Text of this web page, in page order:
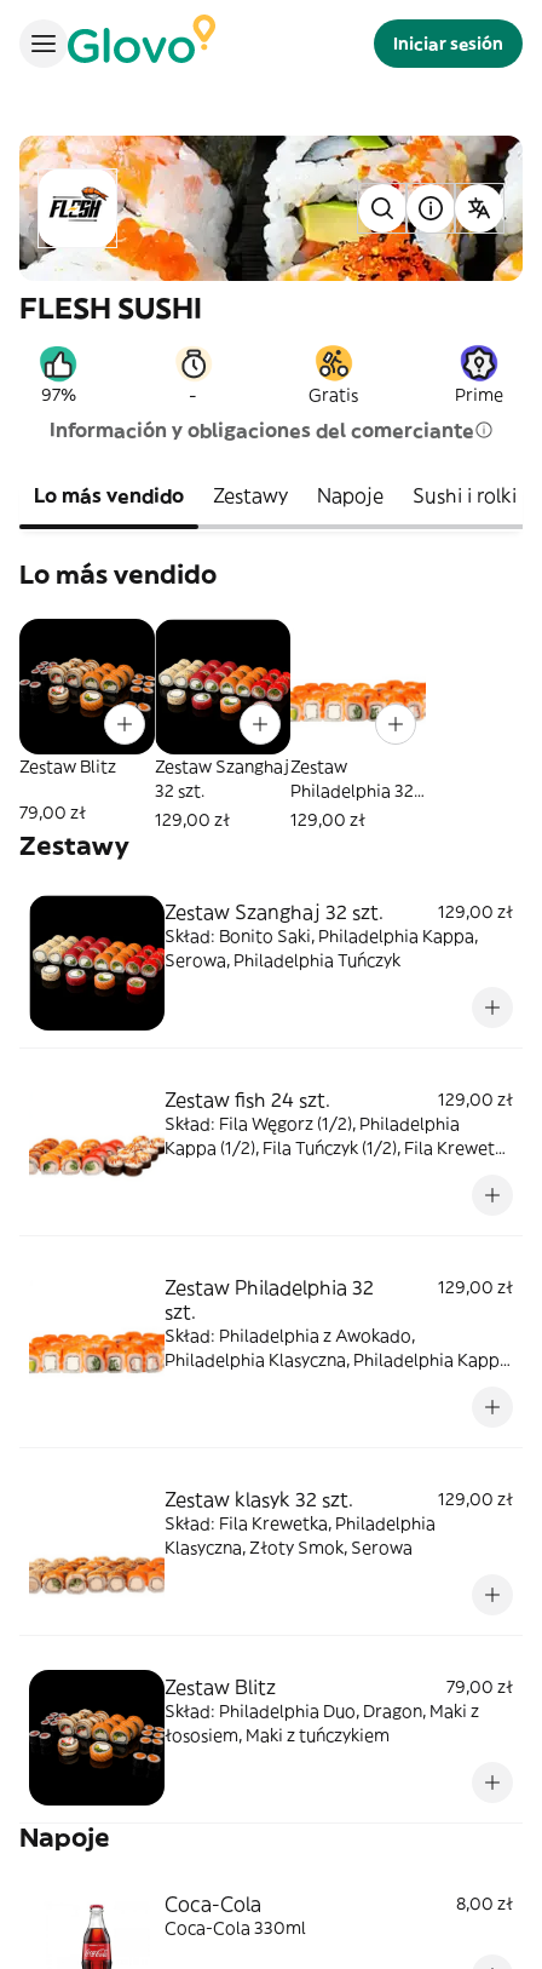
Iniciar sesión
FLESH SUSHI
97% - Gratis Prime
Información y obligaciones del comerciante
Lo más vendido Zestawy Napoje Sushi i rolki
Lo más vendido
Zestaw Blitz
79,00 zł
Zestaw Szanghaj
32 szt.
129,00 zł
Zestaw
Philadelphia 32
szt.
129,00 zł
Zestawy
Zestaw Szanghaj 32 szt.
129,00 zł
Skład: Bonito Saki, Philadelphia Kappa,
Serowa, Philadelphia Tuńczyk
Zestaw fish 24 szt.
129,00 zł
Skład: Fila Węgorz (1/2), Philadelphia
Kappa (1/2), Fila Tuńczyk (1/2), Fila Krewetka
Zestaw Philadelphia 32
szt.
129,00 zł
Skład: Philadelphia z Awokado,
Philadelphia Klasyczna, Philadelphia Kappa,
Zestaw klasyk 32 szt.
129,00 zł
Skład: Fila Krewetka, Philadelphia
Klasyczna, Złoty Smok, Serowa
Zestaw Blitz
79,00 zł
Skład: Philadelphia Duo, Dragon, Maki z
łososiem, Maki z tuńczykiem
Napoje
Coca-Cola
8,00 zł
Coca-Cola 330ml